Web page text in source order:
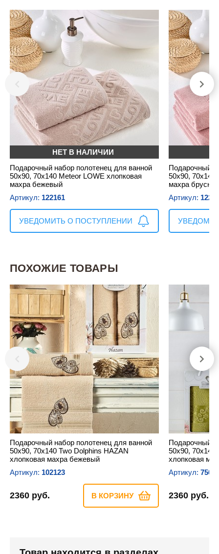
НЕТ В НАЛИЧИИ
Подарочный набор полотенец для ванной
50х90, 70х140 Meteor LOWE хлопковая
махра бежевый
Артикул: 122161
УВЕДОМИТЬ О ПОСТУПЛЕНИИ
Подарочный
50х90, 70х140
махра
Артикул:
ПОХОЖИЕ ТОВАРЫ
Подарочный набор полотенец для ванной
50х90, 70х140 Two Dolphins HAZAN
хлопковая махра бежевый
Артикул: 102123
2360 руб. В КОРЗИНУ
Подарочный
50х90, 70х140
хлопковая
Артикул:
2360 руб.